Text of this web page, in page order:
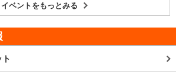
イベントをもっとみる